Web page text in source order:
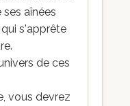
aînées
s'apprête
de ces
vous devrez